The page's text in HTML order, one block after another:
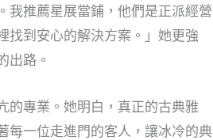
我推薦星展當鋪，他們是正派經營
找到安心的解決方案。」她更強
出路。
的專業。她明白，真正的古典雅
每一位走進門的客人，讓冰冷的典